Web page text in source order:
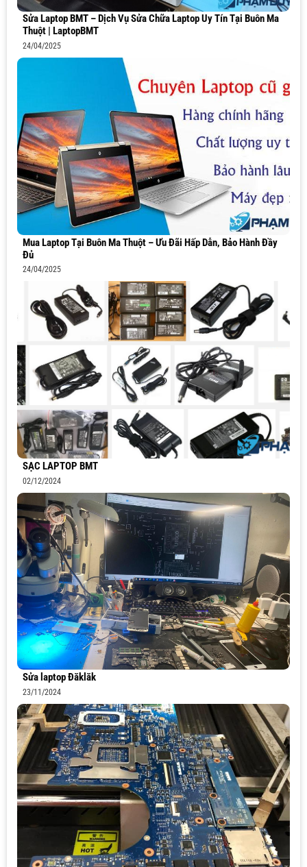
Sửa Laptop BMT – Dịch Vụ Sửa Chữa Laptop Uy Tín Tại Buôn Ma
Thuột | LaptopBMT
24/04/2025
Mua Laptop Tại Buôn Ma Thuột – Ưu Đãi Hấp Dẫn, Bảo Hành Đầy
Đủ
24/04/2025
SẠC LAPTOP BMT
02/12/2024
Sửa laptop Đăklăk
23/11/2024